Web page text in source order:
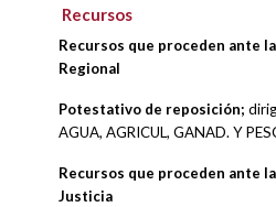
Recursos
Recursos que proceden ante
Regional
Potestativo de reposición;
AGUA, AGRICUL, GANAD. Y
Recursos que proceden ante
Justicia